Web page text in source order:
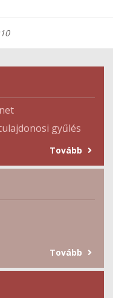
gyűlés
Tovább
Tovább